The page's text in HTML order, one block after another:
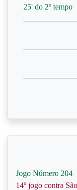
25' do 2º tempo
Jogo Número 204
14º jogo contra